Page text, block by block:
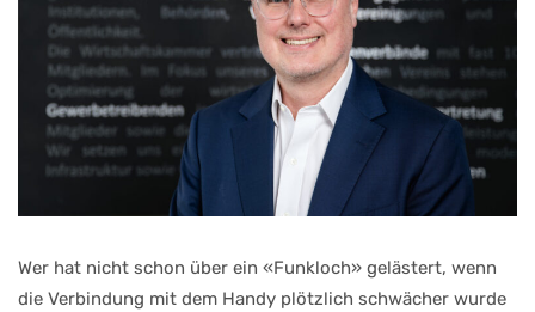
Wer hat nicht schon über ein «Funkloch» gelästert, wenn
die Verbindung mit dem Handy plötzlich schwächer wurde